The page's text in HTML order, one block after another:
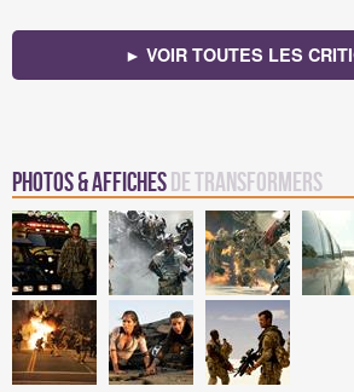
► VOIR TOUTES LES
Photos & Affichesde Transformers